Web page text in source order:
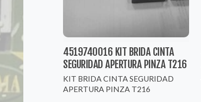
4519740016 KIT BRIDA CINTA
SEGURIDAD APERTURA PINZA T216
KIT BRIDA CINTA SEGURIDAD
APERTURA PINZA T216